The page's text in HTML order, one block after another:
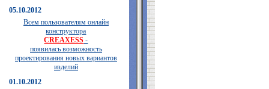
05.10.2012
Всем пользователям онлайн
конструктора
CREAXESS -
появилась возможность
проектирования новых вариантов
изделий
01.10.2012